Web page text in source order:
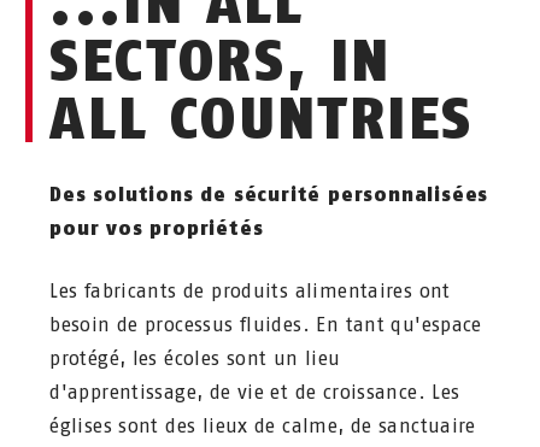
SECTORS, IN
ALL COUNTRIES
Des solutions de sécurité personnalisées
pour vos propriétés
Les fabricants de produits alimentaires ont
besoin de processus fluides. En tant qu'espace
protégé, les écoles sont un lieu
d'apprentissage, de vie et de croissance. Les
églises sont des lieux de calme, de sanctuaire